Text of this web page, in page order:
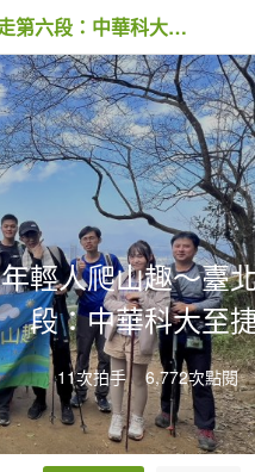
年輕人爬山趣～臺北大縱走第六段：中華科大至捷運麟光站
年輕人爬山趣～臺
段：中華科大至
11次拍手 6,772次點閱